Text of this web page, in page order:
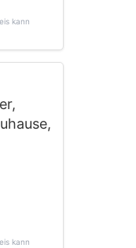
kann
kann